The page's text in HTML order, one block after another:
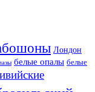
Лондон
белые опалы белые